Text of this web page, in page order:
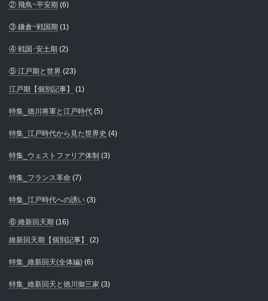
② 飛鳥~平安期 (6)
③ 鎌倉~戦国期 (1)
④ 戦国･安土期 (2)
⑤ 江戸期と世界 (23)
江戸期【個別記事】 (1)
特集_徳川将軍と江戸時代 (5)
特集_江戸時代から見た世界史 (4)
特集_ウェストファリア体制 (3)
特集_フランス革命 (7)
特集_江戸時代への誘い (3)
⑥ 維新回天期 (16)
維新回天期【個別記事】 (2)
特集_維新回天(全体編) (6)
特集_維新回天と徳川御三家 (3)